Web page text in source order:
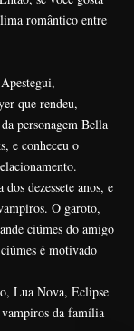
romântico entre
que rendeu,
personagem Bella
e conheceu o
dezessete anos, e
O garoto,
ciúmes do amigo
é motivado
Lua Nova, Eclipse
da família